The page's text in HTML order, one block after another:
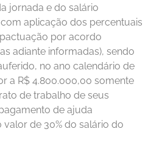
jornada e do salário
aplicação dos percentuais
pactuação por acordo
adiante informadas), sendo
no ano calendário de
a R$ 4.800.000,00 somente
de trabalho de seus
de ajuda
de 30% do salário do